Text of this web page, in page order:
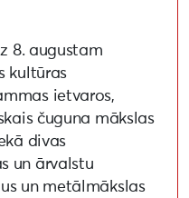
8. augustam
kultūras
ietvaros,
čuguna mākslas
divas
un ārvalstu
un metālmākslas